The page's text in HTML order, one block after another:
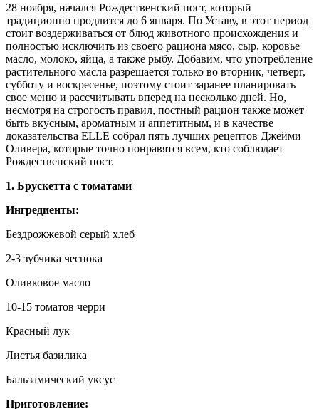
28 ноября, начался Рождественский пост, который
традиционно продлится до 6 января. По Уставу, в этот период
стоит воздерживаться от блюд животного происхождения и
полностью исключить из своего рациона мясо, сыр, коровье
масло, молоко, яйца, а также рыбу. Добавим, что употребление
растительного масла разрешается только во вторник, четверг,
субботу и воскресенье, поэтому стоит заранее планировать
свое меню и рассчитывать вперед на несколько дней. Но,
несмотря на строгость правил, постный рацион также может
быть вкусным, ароматным и аппетитным, и в качестве
доказательства ELLE собрал пять лучших рецептов Джейми
Оливера, которые точно понравятся всем, кто соблюдает
Рождественский пост.
1. Брускетта с томатами
Ингредиенты:
Бездрожжевой серый хлеб
2-3 зубчика чеснока
Оливковое масло
10-15 томатов черри
Красный лук
Листья базилика
Бальзамический уксус
Приготовление: